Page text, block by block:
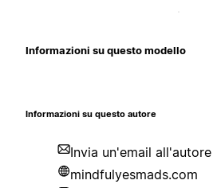
Informazioni su questo modello
Informazioni su questo autore
Invia un'email all'autore
mindfulyesmads.com